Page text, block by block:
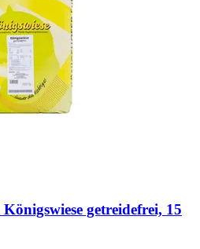
Königswiese getreidefrei, 15